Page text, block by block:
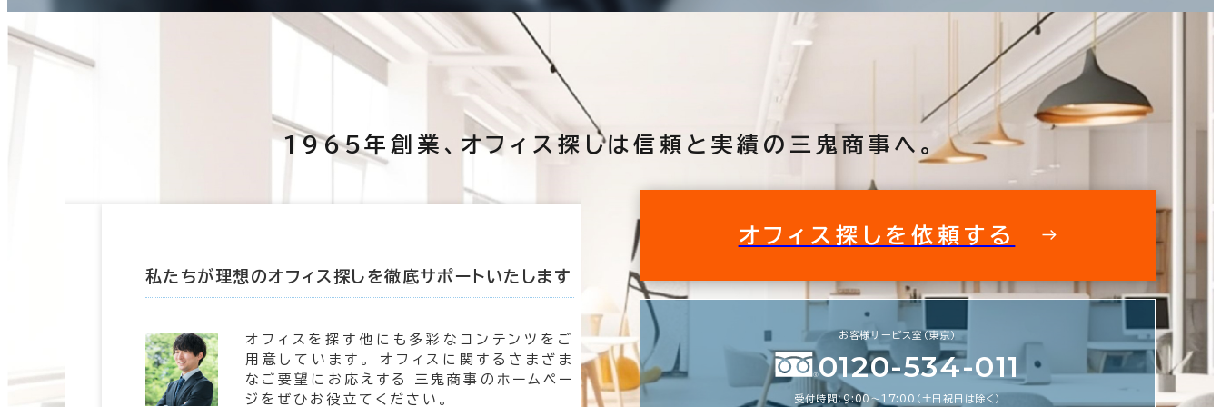
1965年創業、 オフィス探しは信頼と実績の三鬼商事へ。
ます。
私たちが理想のオフィス探しを徹底サポートいたします
オフィスを探す他にも多彩なコンテンツをご
用意しています。 オフィスに関するさまざま
なご要望にお応えする 三鬼商事のホームペー
ジをぜひお役立てください。
オフィスビルの情報がすぐに欲しい！ そんな
時は三鬼商事へお問い合わせください。 より
速く、より正確に、より良い情報をお届けしま
す。
私
オフィス探しを依頼する
お客様サービス室（東京）
0120-534-011
受付時間：9:00〜17:00（土日祝日は除く）